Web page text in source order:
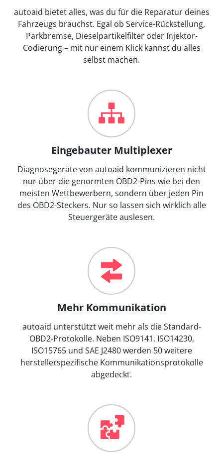
autoaid bietet alles, was du für die Reparatur deines
Fahrzeugs brauchst. Egal ob Service-Rückstellung,
Parkbremse, Dieselpartikelfilter oder Injektor-
Codierung – mit nur einem Klick kannst du alles
selbst machen.
Eingebauter Multiplexer
Diagnosegeräte von autoaid kommunizieren nicht
nur über die genormten OBD2-Pins wie bei den
meisten Wettbewerbern, sondern über jeden Pin
des OBD2-Steckers. Nur so lassen sich wirklich alle
Steuergeräte auslesen.
Mehr Kommunikation
autoaid unterstützt weit mehr als die Standard-
OBD2-Protokolle. Neben ISO9141, ISO14230,
ISO15765 und SAE J2480 werden 50 weitere
herstellerspezifische Kommunikationsprotokolle
abgedeckt.